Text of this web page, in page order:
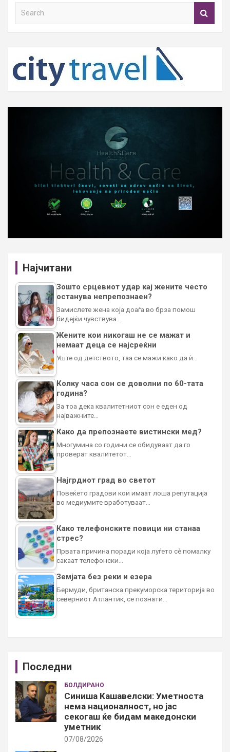
h
Најчитани
Зошто срцевиот удар кај жените често
останува непрепознаен?
Замислете жена која доаѓа во брза помош
бидејќи чувствува…
Жените кои никогаш не се мажат и
немаат деца се најсреќни
Уште од детството, таа се мажи како да ѝ…
Колку часа сон се доволни по 60-тата
година?
За тоа дека квалитетниот сон е еден од
најважните…
Како да препознаете вистински мед?
Многумина со години се обидуваат да го
проверат квалитетот…
Најгрдиот град во светот
Повеќето градови кои имаат лоша репутација
во медиумите вработуваат…
Како телефонските повици ни станаа
стрес?
Првата причина поради која луѓето сè помалку
сакаат телефонски…
Земјата без реки и езера
Бермуди, британска прекуморска територија во
северниот Атлантик, се познати…
Последни
БОЛДИРАНО
Синиша Кашавелски: Уметноста
нема националност, но јас
секогаш ќе бидам македонски
уметник
07/08/2026